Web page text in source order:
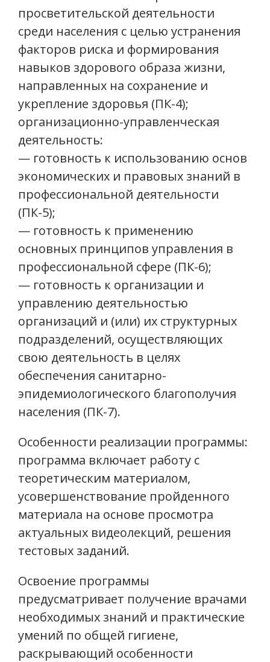
просветительской деятельности
среди населения с целью устранения
факторов риска и формирования
навыков здорового образа жизни,
направленных на сохранение и
укрепление здоровья (ПК-4);
организационно-управленческая
деятельность:
— готовность к использованию основ
экономических и правовых знаний в
профессиональной деятельности
(ПК-5);
— готовность к применению
основных принципов управления в
профессиональной сфере (ПК-6);
— готовность к организации и
управлению деятельностью
организаций и (или) их структурных
подразделений, осуществляющих
свою деятельность в целях
обеспечения санитарно-
эпидемиологического благополучия
населения (ПК-7).
Особенности реализации программы:
программа включает работу с
теоретическим материалом,
усовершенствование пройденного
материала на основе просмотра
актуальных видеолекций, решения
тестовых заданий.
Освоение программы
предусматривает получение врачами
необходимых знаний и практические
умений по общей гигиене,
раскрывающий особенности